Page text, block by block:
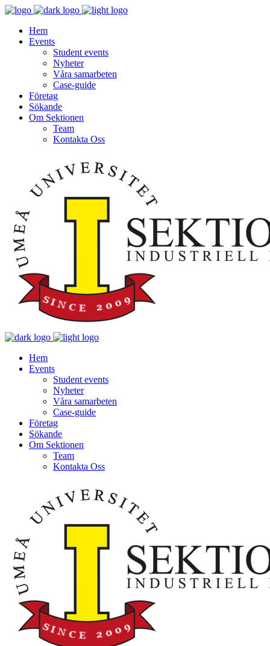
Hem
Events
Student events
Nyheter
Våra samarbeten
Case-guide
Företag
Sökande
Om Sektionen
Team
Kontakta Oss
Hem
Events
Student events
Nyheter
Våra samarbeten
Case-guide
Företag
Sökande
Om Sektionen
Team
Kontakta Oss